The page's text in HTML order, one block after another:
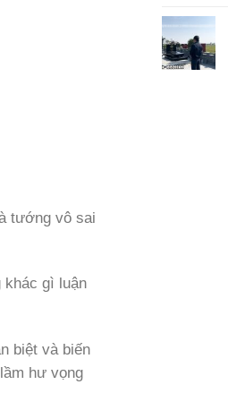
tướng vô sai
khác gì luận
biệt và biến
hư vọng